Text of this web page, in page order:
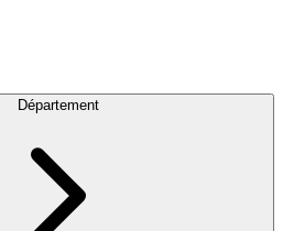
Département